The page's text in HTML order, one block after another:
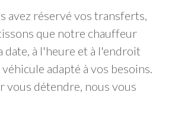
avez réservé vos transferts,
que notre chauffeur
date, à l'heure et à l'endroit
adapté à vos besoins.
vous détendre, nous vous